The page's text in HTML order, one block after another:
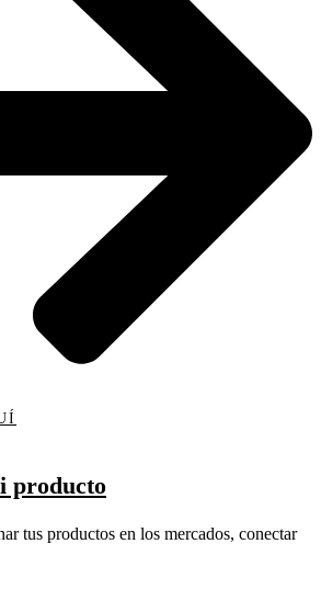
producto
tus productos en los mercados, conectar